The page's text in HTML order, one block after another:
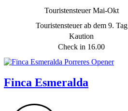
Touristensteuer Mai-Okt
Touristensteuer ab dem 9. Tag
Kaution
Check in 16.00
Finca Esmeralda